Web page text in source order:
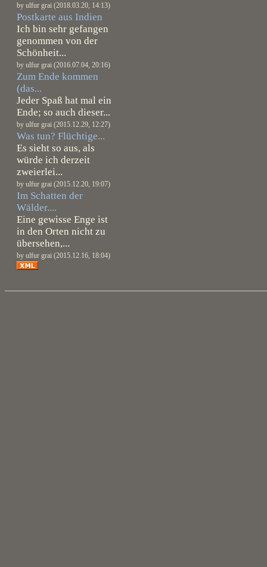
by ulfur grai (2018.03.20, 14:13)
Postkarte aus Indien
Ich bin sehr gefangen
genommen von der
Schönheit...
by ulfur grai (2016.07.04, 20:16)
Zum Ende kommen
(das...
Jeder Spaß hat mal ein
Ende; so auch dieser...
by ulfur grai (2015.12.29, 12:27)
Was tun? Flüchtige...
Es sieht so aus, als
würde ich derzeit
zweierlei...
by ulfur grai (2015.12.20, 19:07)
Im Schatten der
Wälder....
Eine gewisse Enge ist
in den Orten nicht zu
übersehen,...
by ulfur grai (2015.12.16, 18:04)